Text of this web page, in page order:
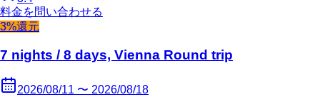
料金を問い合わせる
3%還元
7 nights / 8 days, Vienna Round trip
2026/08/11 〜 2026/08/18